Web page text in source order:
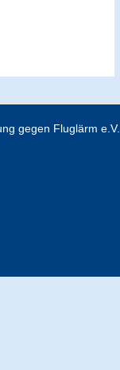
gegen Fluglärm e.V.